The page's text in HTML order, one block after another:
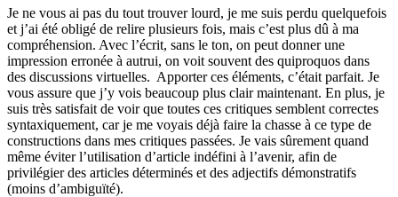
Je ne vous ai pas du tout trouver lourd, je me suis perdu quelquefois
et j’ai été obligé de relire plusieurs fois, mais c’est plus dû à ma
compréhension. Avec l’écrit, sans le ton, on peut donner une
impression erronée à autrui, on voit souvent des quiproquos dans
des discussions virtuelles. Apporter ces éléments, c’était parfait. Je
vous assure que j’y vois beaucoup plus clair maintenant. En plus, je
suis très satisfait de voir que toutes ces critiques semblent correctes
syntaxiquement, car je me voyais déjà faire la chasse à ce type de
constructions dans mes critiques passées. Je vais sûrement quand
même éviter l’utilisation d’article indéfini à l’avenir, afin de
privilégier des articles déterminés et des adjectifs démonstratifs
(moins d’ambiguïté).